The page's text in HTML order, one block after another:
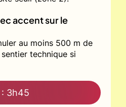
accent sur le
au moins 500 m de
technique si
3h45